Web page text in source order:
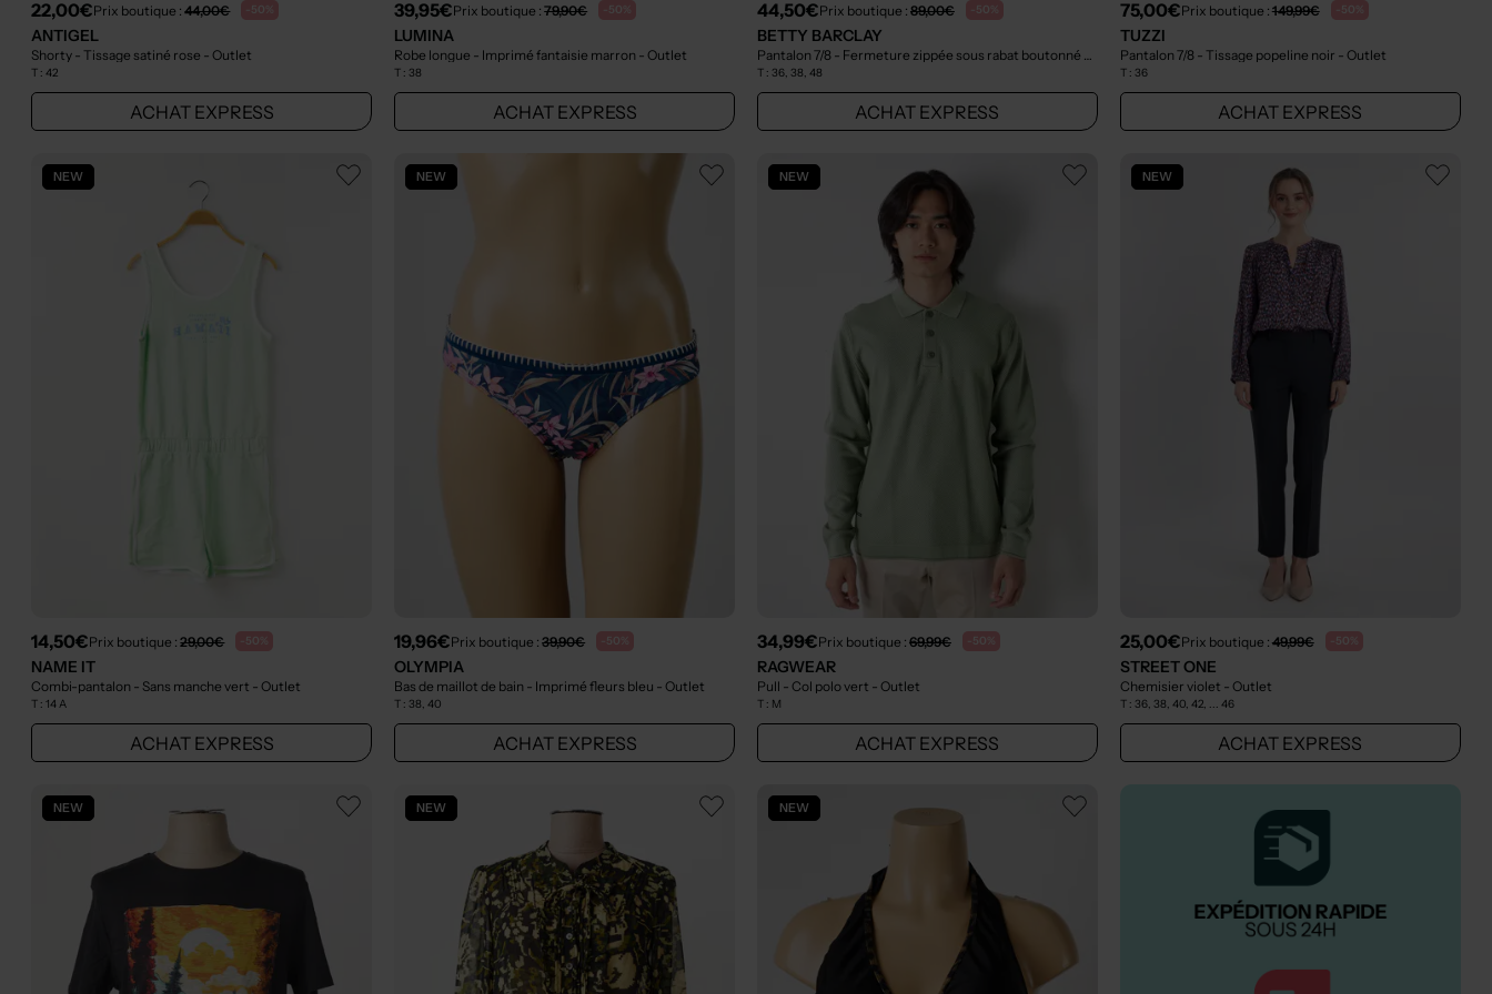
22,00€Prix boutique :44,00€ -50%
ANTIGEL
Shorty - Tissage satiné rose - Outlet
T :42
ACHAT EXPRESS
39,95€Prix boutique :79,90€ -50%
LUMINA
Robe longue - Imprimé fantaisie marron - Outlet
T :38
ACHAT EXPRESS
44,50€Prix boutique : 89,00€ -50%
BETTY BARCLAY
Pantalon 7/8 - Fermeture zippée sous rabat boutonné bleu - Outlet
T : 36, 38, 48
ACHAT EXPRESS
75,00€Prix boutique : 149,99€ -50%
TUZZI
Pantalon 7/8 - Tissage popeline noir - Outlet
T : 36
ACHAT EXPRESS
NEW
14,50€Prix boutique :29,00€ -50%
NAME IT
Combi-pantalon - Sans manche vert - Outlet
T :14 A
ACHAT EXPRESS
NEW
19,96€Prix boutique :39,90€ -50%
OLYMPIA
Bas de maillot de bain - Imprimé fleurs bleu - Outlet
T :38, 40
ACHAT EXPRESS
NEW
34,99€Prix boutique : 69,99€ -50%
RAGWEAR
Pull - Col polo vert - Outlet
T : M
ACHAT EXPRESS
NEW
25,00€Prix boutique : 49,99€ -50%
STREET ONE
Chemisier violet - Outlet
T : 36, 38, 40, 42, ... 46
ACHAT EXPRESS
NEW NEW NEW